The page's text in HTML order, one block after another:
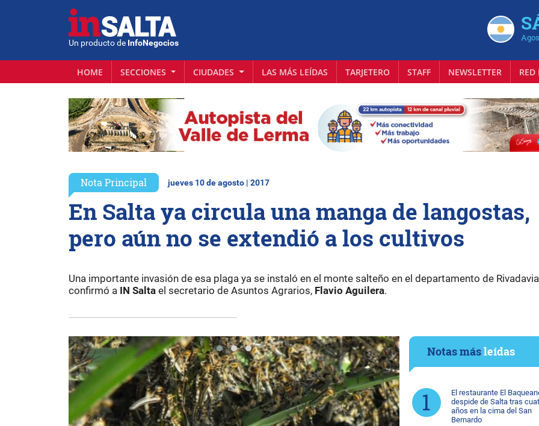
Un producto de InfoNegocios
HOME SECCIONES CIUDADES LAS MÁS LEÍDAS TARJETERO STAFF NEWSLETTER
Nota Principal jueves 10 de agosto | 2017
En Salta ya circula una manga de langostas,
pero aún no se extendió a los cultivos
Una importante invasión de esa plaga ya se instaló en el monte salteño en el departamento de
confirmó a IN Salta el secretario de Asuntos Agrarios, Flavio Aguilera.
Notas másleídas
El restaurante El
despide de Salta tras
años en la cima del San
Bernardo